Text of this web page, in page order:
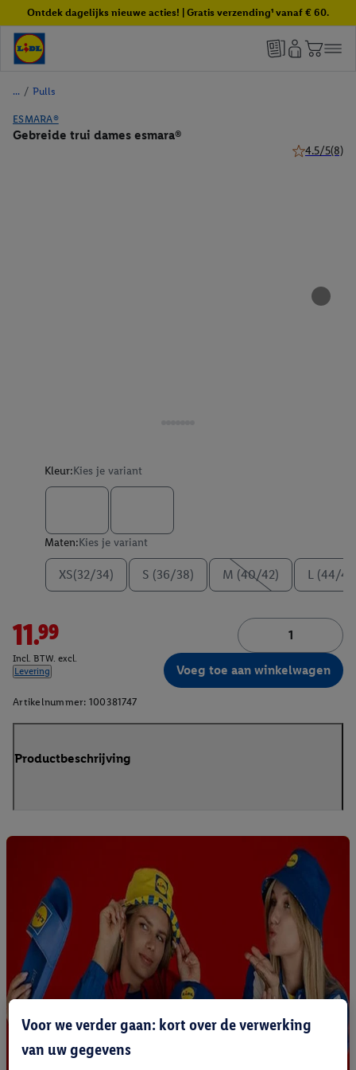
Ontdek dagelijks nieuwe acties! | Gratis verzending¹ vanaf € 60.
/ Pulls
ESMARA®
Gebreide trui dames esmara®
4.5/5(8)
Kleur:Kies je variant
Maten:Kies je variant
XS(32/34) S (36/38) M (40/42) L (44/
11.99
Incl. BTW. excl.
Levering
Voeg toe aan winkelwagen
Artikelnummer: 100381747
Productbeschrijving
Voor we verder gaan: kort over de verwerking
van uw gegevens